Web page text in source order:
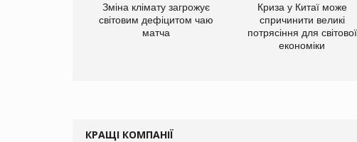
Зміна клімату загрожує
світовим дефіцитом чаю
матча
Криза у Китаї може
спричинити великі
потрясіння для світової
економіки
КРАЩІ КОМПАНІЇ